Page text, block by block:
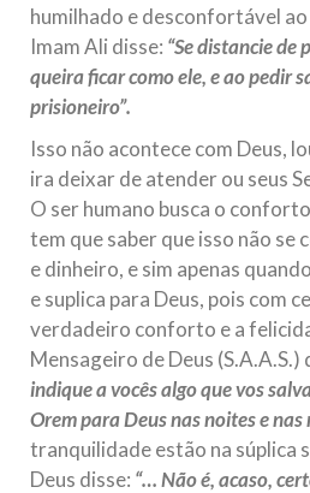
humilhado e desconfortável
Imam Ali disse: “Se distancie de
queira ficar como ele, e ao pedir
prisioneiro”.
Isso não acontece com Deus,
ira deixar de atender ou seus
O ser humano busca o
tem que saber que isso não se
e dinheiro, e sim apenas
e suplica para Deus, pois com
verdadeiro conforto e a
Mensageiro de Deus (S.A.A.S.)
indique a vocês algo que vos
Orem para Deus nas noites e nas
tranquilidade estão na súplica
Deus disse: “… Não é, acaso,